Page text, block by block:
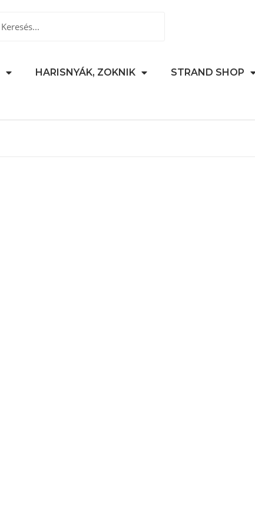
HARISNYÁK, ZOKNIK STRAND SHOP